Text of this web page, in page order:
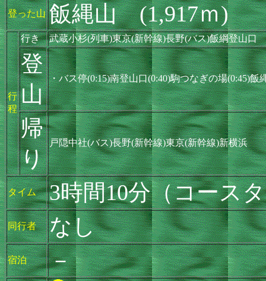
登った山 飯縄山 (1,917ｍ)
行
程
行き 武蔵小杉(列車)東京(新幹線)長野(バス)飯綱登山口
登
山
・バス停(0:15)南登山口(0:40)駒つなぎの場(0:45)飯
帰
り
戸隠中社(バス)長野(新幹線)東京(新幹線)新横浜
タイム 3時間10分（コース
同行者 なし
宿泊 －